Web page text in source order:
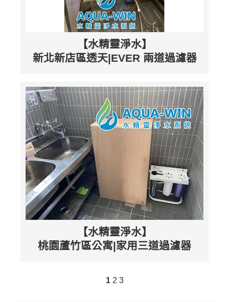
【水精靈淨水】
新北新店區透天|EVER 兩道過濾器
【水精靈淨水】
桃園蘆竹區公寓|家用三道過濾器
1 2 3